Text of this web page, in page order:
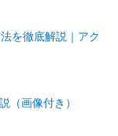
を徹底解説｜アク
（画像付き）